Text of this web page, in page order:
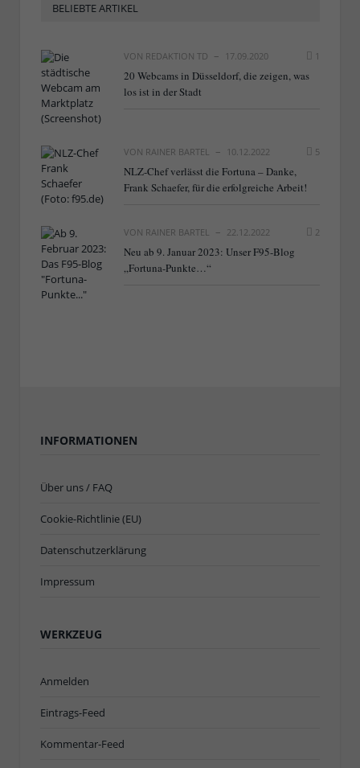
BELIEBTE ARTIKEL
VON REDAKTION TD 17.09.2020 1
20 Webcams in Düsseldorf, die zeigen, was
los ist in der Stadt
VON RAINER BARTEL 10.12.2022 5
NLZ-Chef verlässt die Fortuna – Danke,
Frank Schaefer, für die erfolgreiche Arbeit!
VON RAINER BARTEL 22.12.2022 2
Neu ab 9. Januar 2023: Unser F95-Blog
„Fortuna-Punkte…“
INFORMATIONEN
Über uns / FAQ
Cookie-Richtlinie (EU)
Datenschutzerklärung
Impressum
WERKZEUG
Anmelden
Eintrags-Feed
Kommentar-Feed